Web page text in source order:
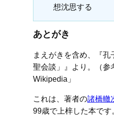
想沈思する
あとがき
まえがきを含め、『
聖会談」』より。（参
Wikipedia」
これは、著者の諸橋轍
99歳で上梓した本です